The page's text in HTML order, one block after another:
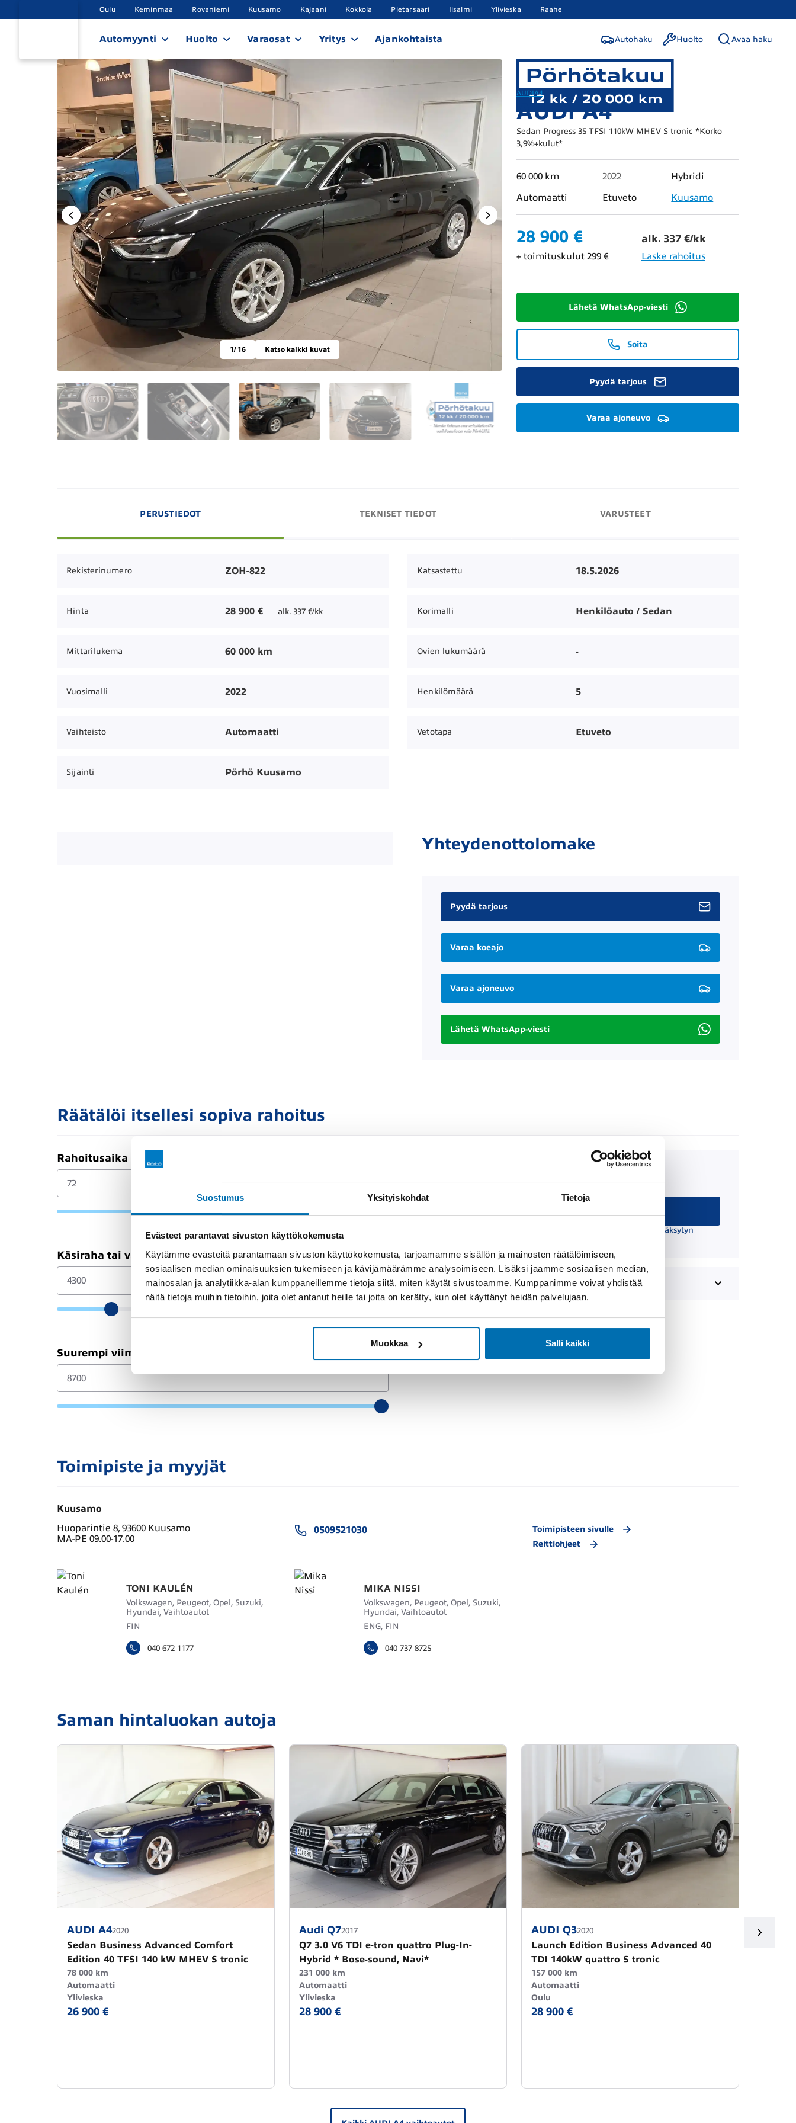
Suostumus Yksityiskohdat Tietoja
Evästeet parantavat sivuston käyttökokemusta
Käytämme evästeitä parantamaan sivuston käyttökokemusta, tarjoamamme sisällön ja mainosten räätälöimiseen,
sosiaalisen median ominaisuuksien tukemiseen ja kävijämäärämme analysoimiseen. Lisäksi jaamme sosiaalisen median,
mainosalan ja analytiikka-alan kumppaneillemme tietoja siitä, miten käytät sivustoamme. Kumppanimme voivat yhdistää
näitä tietoja muihin tietoihin, joita olet antanut heille tai joita on kerätty, kun olet käyttänyt heidän palvelujaan.
Muokkaa Salli kaikki
Oulu Keminmaa Rovaniemi Kuusamo Kajaani Kokkola Pietarsaari Iisalmi Ylivieska Raahe
Automyynti Huolto Varaosat Yritys Ajankohtaista Autohaku Huolto Avaa haku
1/ 16 Katso kaikki kuvat
AUDIA4
AUDI A4
Sedan Progress 35 TFSI 110kW MHEV S tronic *Korko
3,9%+kulut*
60 000 km 2022
Hybridi
Automaatti
Etuveto Kuusamo
28 900 € alk. 337 €/kk
+ toimituskulut 299 € Laske rahoitus
Lähetä WhatsApp-viesti
Soita
Pyydä tarjous
Varaa ajoneuvo
PERUSTIEDOT TEKNISET TIEDOT VARUSTEET
Rekisterinumero ZOH-822 Katsastettu 18.5.2026
Hinta 28 900 € alk. 337 €/kk Korimalli Henkilöauto / Sedan
Mittarilukema 60 000 km Ovien lukumäärä -
Vuosimalli 2022 Henkilömäärä 5
Vaihteisto Automaatti Vetotapa Etuveto
Sijainti Pörhö Kuusamo
Yhteydenottolomake
Pyydä tarjous
Varaa koeajo
Varaa ajoneuvo
Lähetä WhatsApp-viesti
Räätälöi itsellesi sopiva rahoitus
Rahoitusaika (kk)
Käsiraha tai vaihtoauto (€)
Suurempi viimeinen erä (€)
336,79 €/kk
Rahoituslaskelma on suuntaa antava ja edellyttää hyväksytyn
Näytärahoitustiedot
Toimipiste ja myyjät
Kuusamo
Huoparintie 8, 93600 Kuusamo
MA-PE 09.00-17.00
0509521030
Toimipisteen sivulle
Reittiohjeet
TONI KAULÉN
Volkswagen, Peugeot, Opel, Suzuki,
Hyundai, Vaihtoautot
FIN
040 672 1177
MIKA NISSI
Volkswagen, Peugeot, Opel, Suzuki,
Hyundai, Vaihtoautot
ENG, FIN
040 737 8725
Saman hintaluokan autoja
AUDI A42020
Sedan Business Advanced Comfort
Edition 40 TFSI 140 kW MHEV S tronic
78 000 km
Automaatti
Ylivieska
26 900 €
Audi Q72017
Q7 3.0 V6 TDI e-tron quattro Plug-In-
Hybrid * Bose-sound, Navi*
231 000 km
Automaatti
Ylivieska
28 900 €
AUDI Q32020
Launch Edition Business Advanced 40
TDI 140kW quattro S tronic
157 000 km
Automaatti
Oulu
28 900 €